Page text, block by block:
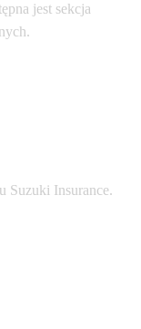
jest sekcja
Suzuki Insurance.